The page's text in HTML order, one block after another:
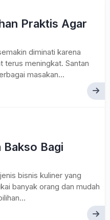
Praktis Agar
diminati karena
terus meningkat. Santan
masakan...
Bakso Bagi
bisnis kuliner yang
banyak orang dan mudah